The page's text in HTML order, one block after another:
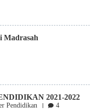
Madrasah
2021-2022
Pendidikan 4